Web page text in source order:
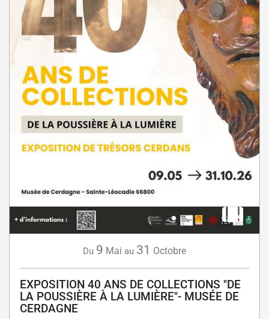
Du 9 Mai au 31 Octobre
EXPOSITION 40 ANS DE COLLECTIONS "DE
LA POUSSIÈRE À LA LUMIÈRE"- MUSÉE DE
CERDAGNE